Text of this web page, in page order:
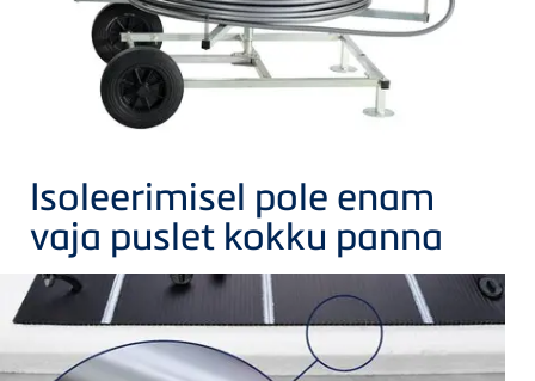
Isoleerimisel pole enam
vaja puslet kokku panna